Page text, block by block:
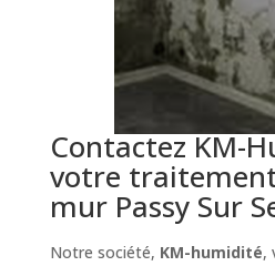
Contactez KM-
votre
mur Passy Sur
Notre société, KM-humidité,